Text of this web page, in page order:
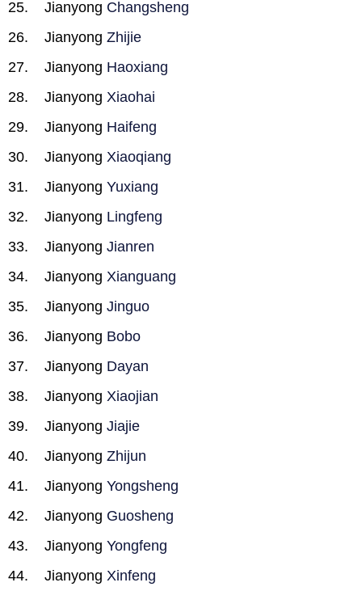
Jianyong Changsheng
Jianyong Zhijie
Jianyong Haoxiang
Jianyong Xiaohai
Jianyong Haifeng
Jianyong Xiaoqiang
Jianyong Yuxiang
Jianyong Lingfeng
Jianyong Jianren
Jianyong Xianguang
Jianyong Jinguo
Jianyong Bobo
Jianyong Dayan
Jianyong Xiaojian
Jianyong Jiajie
Jianyong Zhijun
Jianyong Yongsheng
Jianyong Guosheng
Jianyong Yongfeng
Jianyong Xinfeng